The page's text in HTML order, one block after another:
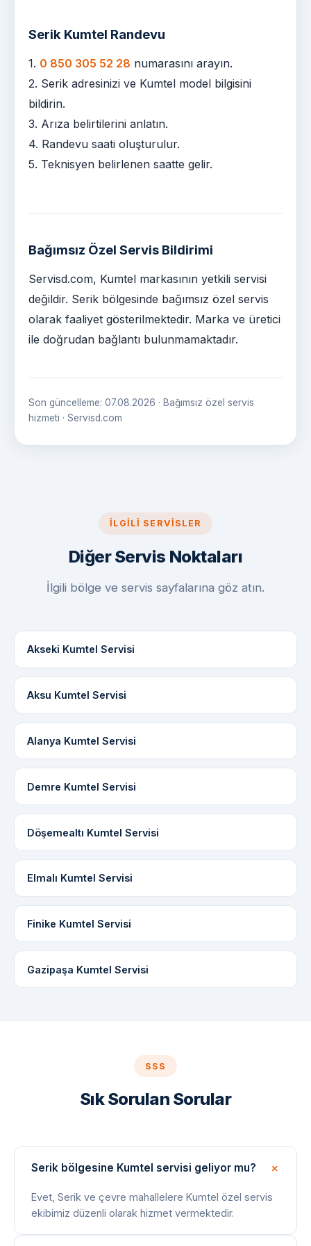
Serik Kumtel Randevu
1. 0 850 305 52 28 numarasını arayın.
2. Serik adresinizi ve Kumtel model bilgisini
bildirin.
3. Arıza belirtilerini anlatın.
4. Randevu saati oluşturulur.
5. Teknisyen belirlenen saatte gelir.
Bağımsız Özel Servis Bildirimi
Servisd.com, Kumtel markasının yetkili servisi
değildir. Serik bölgesinde bağımsız özel servis
olarak faaliyet gösterilmektedir. Marka ve üretici
ile doğrudan bağlantı bulunmamaktadır.
Son güncelleme: 07.08.2026 · Bağımsız özel servis
hizmeti · Servisd.com
İLGILI SERVISLER
Diğer Servis Noktaları
İlgili bölge ve servis sayfalarına göz atın.
Akseki Kumtel Servisi
Aksu Kumtel Servisi
Alanya Kumtel Servisi
Demre Kumtel Servisi
Döşemealtı Kumtel Servisi
Elmalı Kumtel Servisi
Finike Kumtel Servisi
Gazipaşa Kumtel Servisi
SSS
Sık Sorulan Sorular
Serik bölgesine Kumtel servisi geliyor mu?
Evet, Serik ve çevre mahallelere Kumtel özel servis
ekibimiz düzenli olarak hizmet vermektedir.